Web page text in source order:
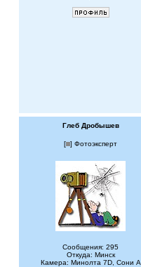
Глеб Дробышев
[ ] Фотоэксперт
Сообщения: 295
Откуда: Минск
Камера: Минолта 7D, Сони А